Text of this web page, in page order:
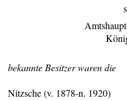
bekannte Besitzer waren die
Nitzsche (v. 1878-n. 1920)